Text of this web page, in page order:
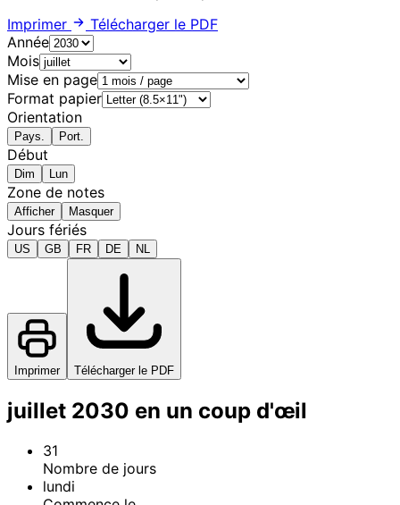
Imprimer
Télécharger le PDF
Année
Mois
Mise en page
Format papier
Orientation
Pays. Port.
Début
Dim Lun
Zone de notes
Afficher Masquer
Jours fériés
US GB FR DE NL
Imprimer Télécharger le PDF
juillet 2030 en un coup d'œil
31
Nombre de jours
lundi